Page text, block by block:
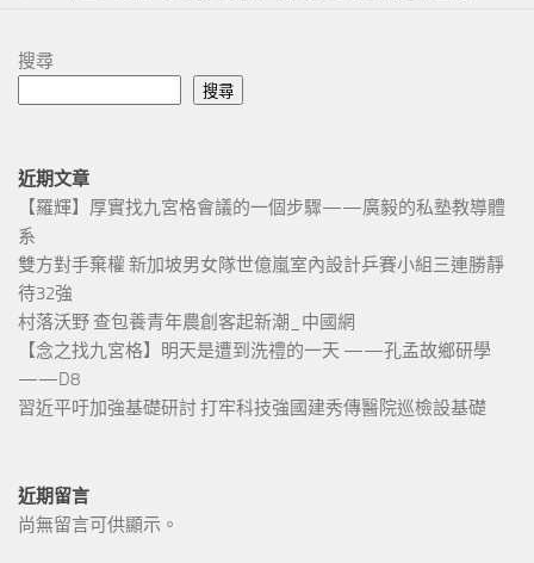
搜尋
搜尋
近期文章
【羅輝】厚實找九宮格會議的一個步驟——廣毅的私塾教導體
系
雙方對手棄權 新加坡男女隊世億嵐室內設計乒賽小組三連勝靜
待32強
村落沃野 查包養青年農創客起新潮_中國網
【念之找九宮格】明天是遭到洗禮的一天 ——孔孟故鄉研學
——D8
習近平吁加強基礎研討 打牢科技強國建秀傳醫院巡檢設基礎
近期留言
尚無留言可供顯示。